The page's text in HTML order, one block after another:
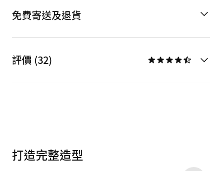
免費寄送及退貨
評價 (32)
打造完整造型